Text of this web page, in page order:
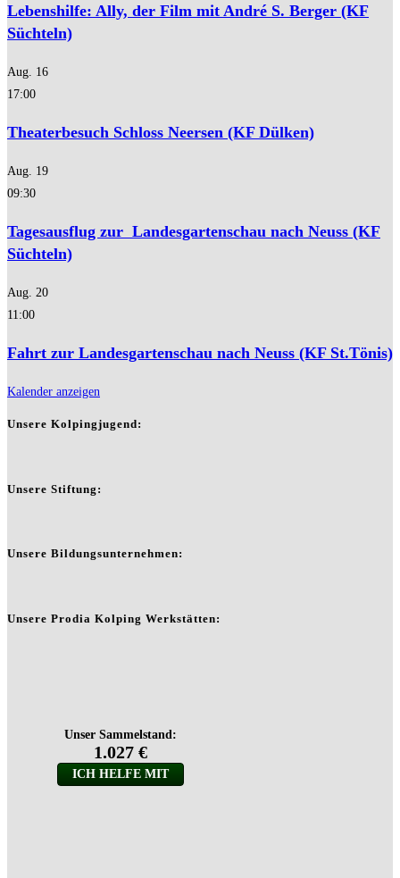
Lebenshilfe: Ally, der Film mit André S. Berger (KF
Süchteln)
Aug. 16
17:00
Theaterbesuch Schloss Neersen (KF Dülken)
Aug. 19
09:30
Tagesausflug zur Landesgartenschau nach Neuss (KF
Süchteln)
Aug. 20
11:00
Fahrt zur Landesgartenschau nach Neuss (KF St.Tönis)
Kalender anzeigen
Unsere Kolpingjugend:
Unsere Stiftung:
Unsere Bildungsunternehmen:
Unsere Prodia Kolping Werkstätten: